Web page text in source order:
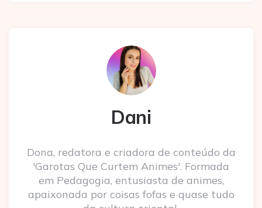
Dani
Dona, redatora e criadora de conteúdo da
'Garotas Que Curtem Animes'. Formada
em Pedagogia, entusiasta de animes,
apaixonada por coisas fofas e quase tudo